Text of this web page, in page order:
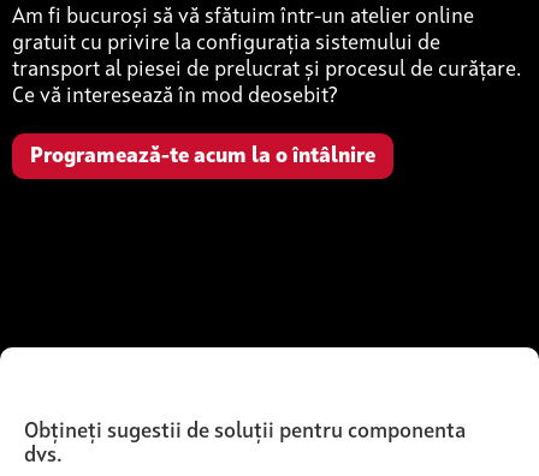
Am fi bucuroși să vă sfătuim într-un atelier online
gratuit cu privire la configurația sistemului de
transport al piesei de prelucrat și procesul de curățare.
Ce vă interesează în mod deosebit?
Programează-te acum la o întâlnire
Obțineți sugestii de soluții pentru componenta
dvs.